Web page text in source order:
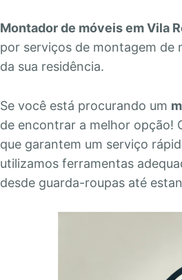
Montador de móveis em Vila
por serviços de montagem de
da sua residência.
Se você está procurando um
de encontrar a melhor opção!
que garantem um serviço
utilizamos ferramentas
desde guarda-roupas até